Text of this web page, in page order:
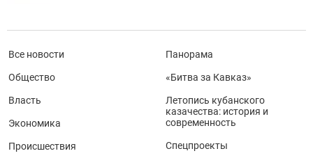
Все новости
Общество
Власть
Экономика
Происшествия
Панорама
«Битва за Кавказ»
Летопись кубанского
казачества: история и
современность
Спецпроекты